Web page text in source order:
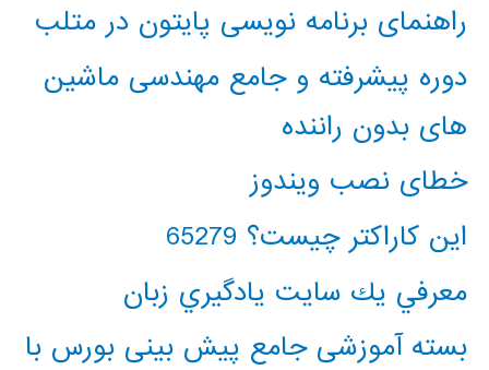
راهنمای برنامه نویسی پایتون در متلب
دوره پیشرفته و جامع مهندسی ماشین
های بدون راننده
خطای نصب ویندوز
این کاراکتر چیست؟ 65279
معرفي يك سايت يادگيري زبان
بسته آموزشی جامع پیش بینی بورس با